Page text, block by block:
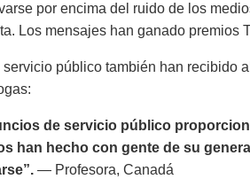
por encima del ruido de los
Los mensajes han ganado premios
servicio público también han recibido
de servicio público
han hecho con gente de su
— Profesora, Canadá